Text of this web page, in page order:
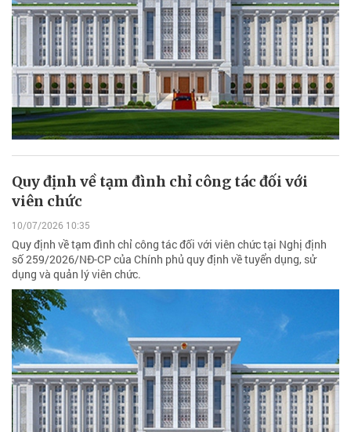
Quy định về tạm đình chỉ công tác đối với
viên chức
10/07/2026 10:35
Quy định về tạm đình chỉ công tác đối với viên chức tại Nghị định
số 259/2026/NĐ-CP của Chính phủ quy định về tuyển dụng, sử
dụng và quản lý viên chức.